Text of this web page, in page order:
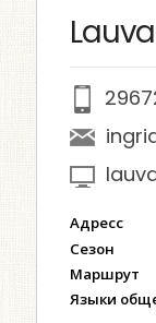
Адресс
Сезон
Маршрут
Языки